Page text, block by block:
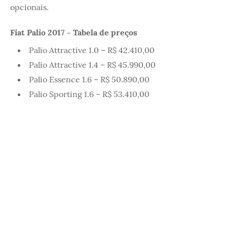
opcionais.
Fiat Palio 2017 - Tabela de preços
Palio Attractive 1.0 – R$ 42.410,00
Palio Attractive 1.4 – R$ 45.990,00
Palio Essence 1.6 – R$ 50.890,00
Palio Sporting 1.6 – R$ 53.410,00